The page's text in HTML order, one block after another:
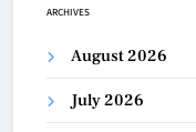
ARCHIVES
August 2026
July 2026